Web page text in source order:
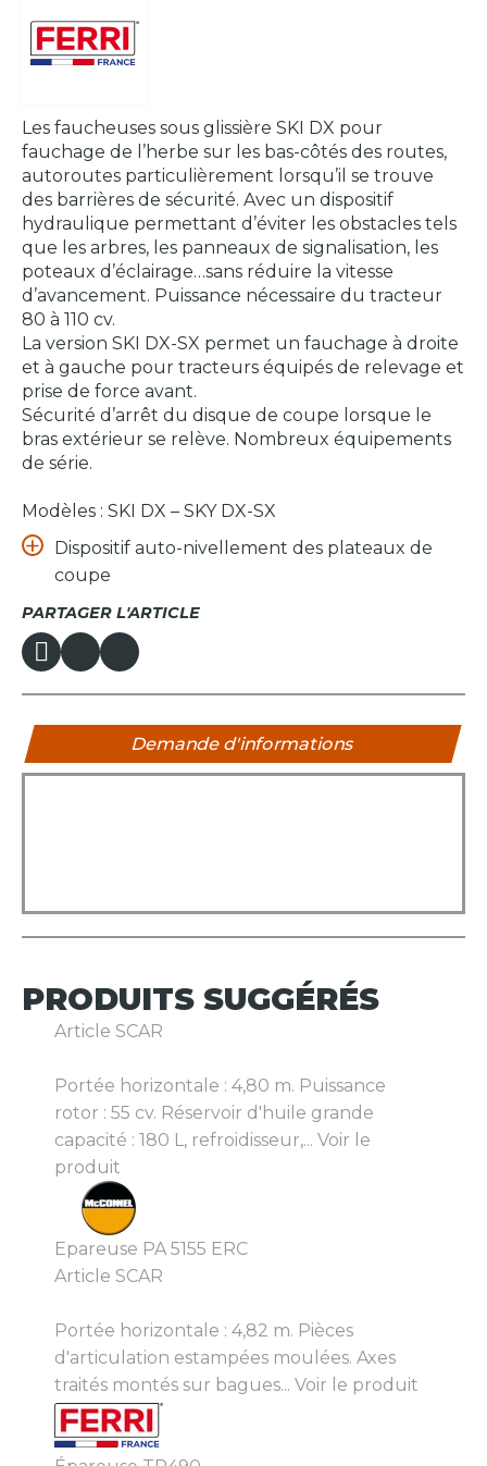
Dispositif auto-nivellement des plateaux de
coupe
PARTAGER L'ARTICLE
Les faucheuses sous glissière SKI DX pour
fauchage de l’herbe sur les bas-côtés des routes,
autoroutes particulièrement lorsqu’il se trouve
des barrières de sécurité. Avec un dispositif
hydraulique permettant d’éviter les obstacles tels
que les arbres, les panneaux de signalisation, les
poteaux d’éclairage…sans réduire la vitesse
d’avancement. Puissance nécessaire du tracteur
80 à 110 cv.
La version SKI DX-SX permet un fauchage à droite
et à gauche pour tracteurs équipés de relevage et
prise de force avant.
Sécurité d’arrêt du disque de coupe lorsque le
bras extérieur se relève. Nombreux équipements
de série.
Modèles : SKI DX – SKY DX-SX
Demande d'informations
PRODUITS SUGGÉRÉS
Article SCAR
Portée horizontale : 4,80 m. Puissance
rotor : 55 cv. Réservoir d'huile grande
capacité : 180 L, refroidisseur,... Voir le
produit
Epareuse PA 5155 ERC
Article SCAR
Portée horizontale : 4,82 m. Pièces
d'articulation estampées moulées. Axes
traités montés sur bagues... Voir le produit